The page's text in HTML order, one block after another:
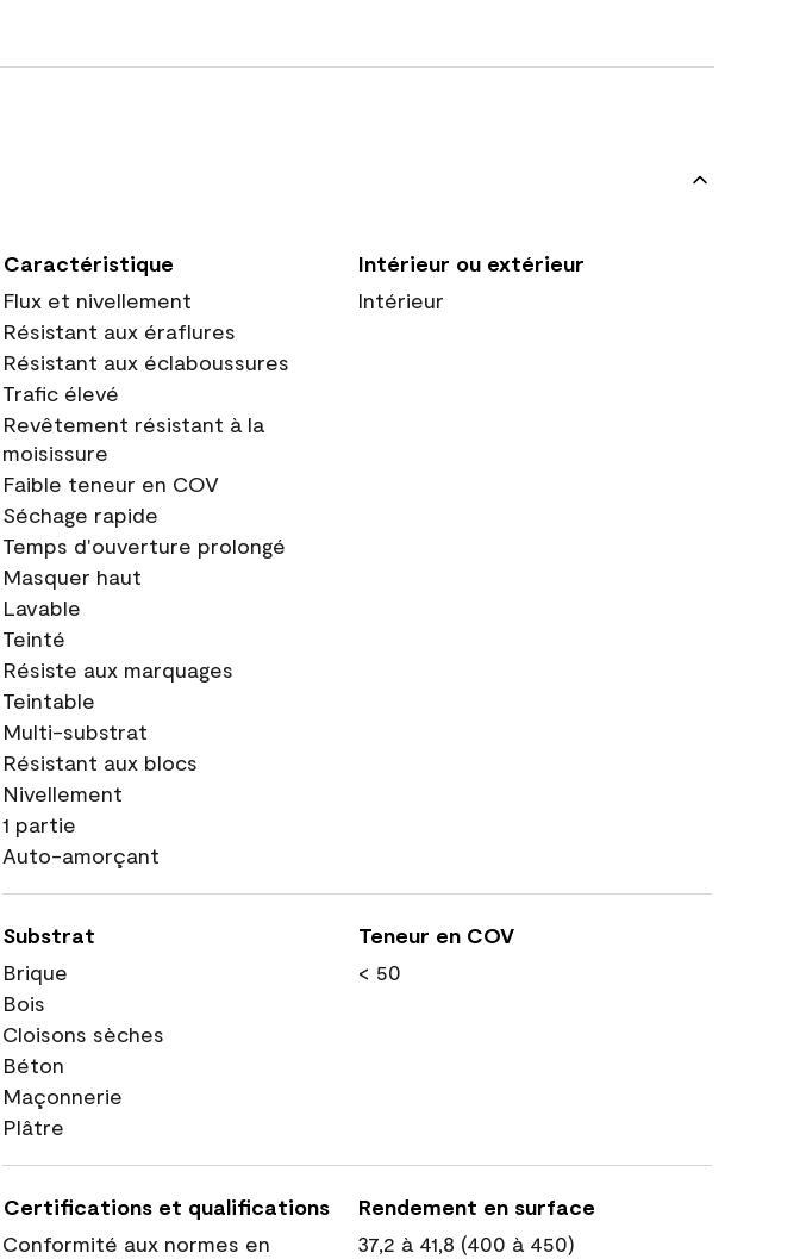
Caractéristique
Flux et nivellement
Résistant aux éraflures
Résistant aux éclaboussures
Trafic élevé
Revêtement résistant à la
moisissure
Faible teneur en COV
Séchage rapide
Temps d'ouverture prolongé
Masquer haut
Lavable
Teinté
Résiste aux marquages
Teintable
Multi-substrat
Résistant aux blocs
Nivellement
1 partie
Auto-amorçant
Intérieur ou extérieur
Intérieur
Substrat
Brique
Bois
Cloisons sèches
Béton
Maçonnerie
Plâtre
Teneur en COV
< 50
Certifications et qualifications
Conformité aux normes en
Rendement en surface
37,2 à 41,8 (400 à 450)